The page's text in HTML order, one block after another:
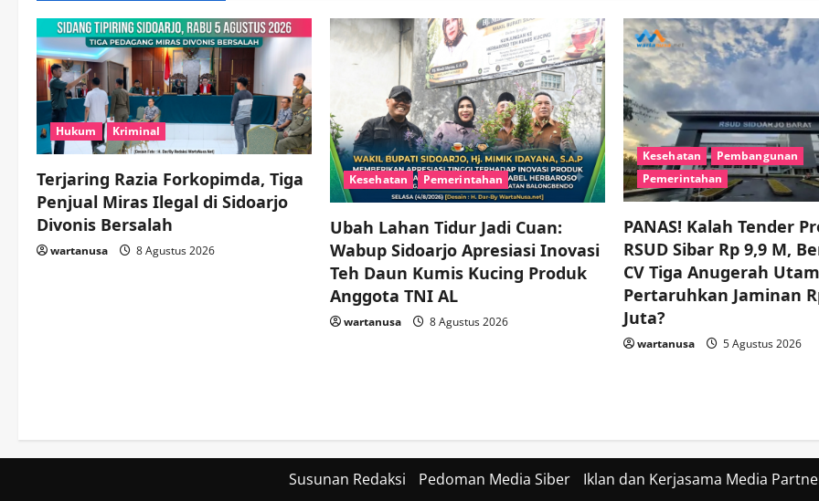
Hukum Kriminal
Terjaring Razia Forkopimda, Tiga
Penjual Miras Ilegal di Sidoarjo
Divonis Bersalah
wartanusa 8 Agustus 2026
Kesehatan Pemerintahan
Ubah Lahan Tidur Jadi Cuan:
Wabup Sidoarjo Apresiasi Inovasi
Teh Daun Kumis Kucing Produk
Anggota TNI AL
wartanusa 8 Agustus 2026
Kesehatan
Pembangunan
Pemerintahan
PANAS! Kalah Tender
RSUD Sibar Rp 9,9 M,
CV Tiga Anugerah
Pertaruhkan Jaminan
Juta?
wartanusa 5 Agustus 2026
Susunan Redaksi Pedoman Media Siber Iklan dan Kerjasama Media